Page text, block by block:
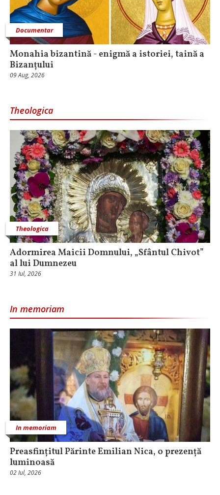
Documentar
Monahia bizantină - enigmă a istoriei, taină a
Bizanțului
09 Aug, 2026
Theologica
Theologica
Adormirea Maicii Domnului, „Sfântul Chivot”
al lui Dumnezeu
31 Iul, 2026
In memoriam
In memoriam
Preasfințitul Părinte Emilian Nica, o prezență
luminoasă
02 Iul, 2026